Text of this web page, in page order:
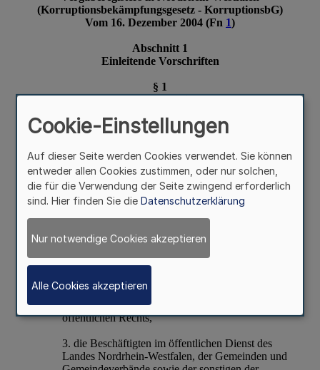
Cookie-Einstellungen
Auf dieser Seite werden Cookies verwendet. Sie können
entweder allen Cookies zustimmen, oder nur solchen,
die für die Verwendung der Seite zwingend erforderlich
sind. Hier finden Sie die Datenschutzerklärung
Nur notwendige Cookies akzeptieren
Alle Cookies akzeptieren